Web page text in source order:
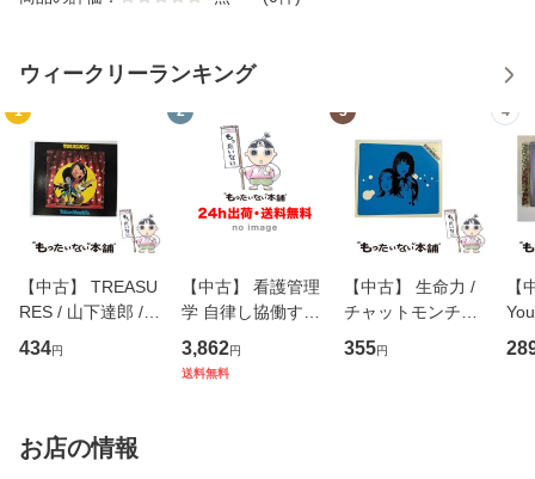
ウィークリーランキング
1
【中古】 TREASU
RES / 山下達郎 /
イーストウエス
ト・ジャパン [CD]
434円
2
【中古】 看護管理
学 自律し協働する
専門職の看護マネ
ジメントスキル 改
3,862円
送料無料
3
【中古】 生命力 /
チャットモンチー /
キューンレコード
[CD]【メール便送
355円
4
【
のが
お店の情報